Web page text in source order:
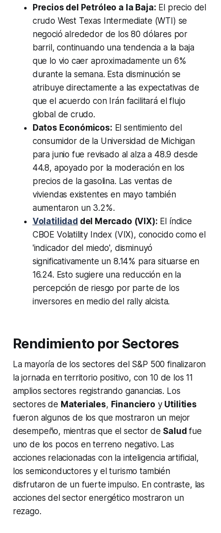
Precios del Petróleo a la Baja: El precio del
crudo West Texas Intermediate (WTI) se
negoció alrededor de los 80 dólares por
barril, continuando una tendencia a la baja
que lo vio caer aproximadamente un 6%
durante la semana. Esta disminución se
atribuye directamente a las expectativas de
que el acuerdo con Irán facilitará el flujo
global de crudo.
Datos Económicos: El sentimiento del
consumidor de la Universidad de Michigan
para junio fue revisado al alza a 48.9 desde
44.8, apoyado por la moderación en los
precios de la gasolina. Las ventas de
viviendas existentes en mayo también
aumentaron un 3.2%.
Volatilidad del Mercado (VIX): El índice
CBOE Volatility Index (VIX), conocido como el
'indicador del miedo', disminuyó
significativamente un 8.14% para situarse en
16.24. Esto sugiere una reducción en la
percepción de riesgo por parte de los
inversores en medio del rally alcista.
Rendimiento por Sectores
La mayoría de los sectores del S&P 500 finalizaron
la jornada en territorio positivo, con 10 de los 11
amplios sectores registrando ganancias. Los
sectores de Materiales, Financiero y Utilities
fueron algunos de los que mostraron un mejor
desempeño, mientras que el sector de Salud fue
uno de los pocos en terreno negativo. Las
acciones relacionadas con la inteligencia artificial,
los semiconductores y el turismo también
disfrutaron de un fuerte impulso. En contraste, las
acciones del sector energético mostraron un
rezago.